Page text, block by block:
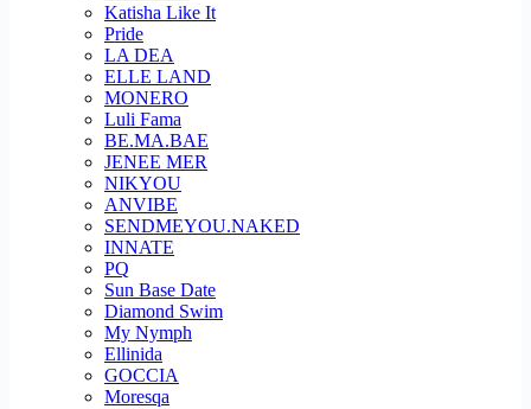
Katisha Like It
Pride
LA DEA
ELLE LAND
MONERO
Luli Fama
BE.MA.BAE
JENEE MER
NIKYOU
ANVIBE
SENDMEYOU.NAKED
INNATE
PQ
Sun Base Date
Diamond Swim
My Nymph
Ellinida
GOCCIA
Moresqa